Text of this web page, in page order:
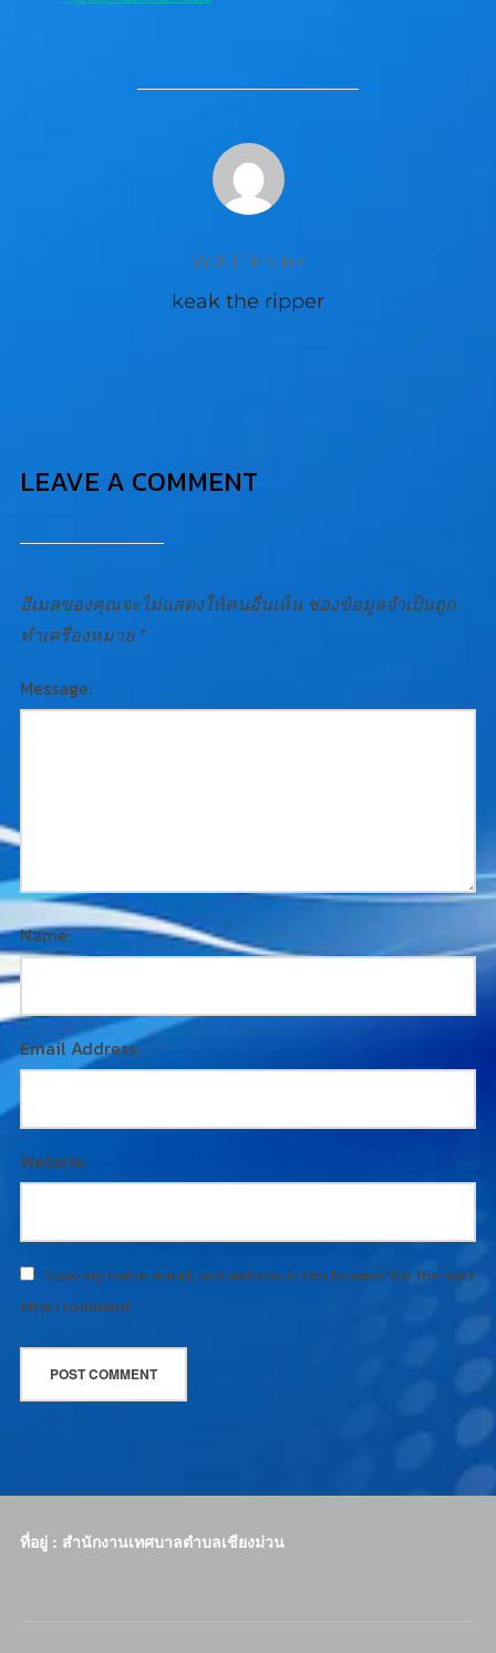
POST AUTHOR
WRITTEN BY
keak the ripper
LEAVE A COMMENT
อีเมลของคุณจะไม่แสดงให้คนอื่นเห็น ช่องข้อมูลจำเป็นถูก
ทำเครื่องหมาย *
Message:
Name:
Email Address:
Website:
Save my name, email, and website in this browser for the next
time I comment.
ที่อยู่ : สำนักงานเทศบาลตำบลเชียงม่วน